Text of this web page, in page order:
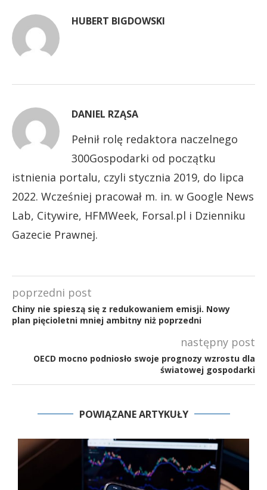
HUBERT BIGDOWSKI
DANIEL RZĄSA
Pełnił rolę redaktora naczelnego
300Gospodarki od początku
istnienia portalu, czyli stycznia 2019, do lipca
2022. Wcześniej pracował m. in. w Google News
Lab, Citywire, HFMWeek, Forsal.pl i Dzienniku
Gazecie Prawnej.
poprzedni post
Chiny nie spieszą się z redukowaniem emisji. Nowy
plan pięcioletni mniej ambitny niż poprzedni
następny post
OECD mocno podniosło swoje prognozy wzrostu dla
światowej gospodarki
POWIĄZANE ARTYKUŁY